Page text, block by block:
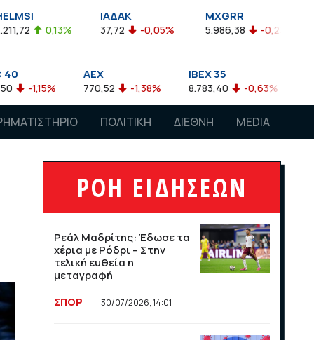
37,72 -0,05% 5.986,38 -0,23% 2.924,61
770,52 -1,38% 8.783,40 -0,63% 4.007,68
ΠΟΛΙΤΙΚΗ ΔΙΕΘΝΗ MEDIA
ΡΟΗ ΕΙΔΗΣΕΩΝ
Ρεάλ Μαδρίτης: Έδωσε τα
χέρια με Ρόδρι – Στην
τελική ευθεία η
μεταγραφή
ΣΠΟΡ 30/07/2026, 14:01